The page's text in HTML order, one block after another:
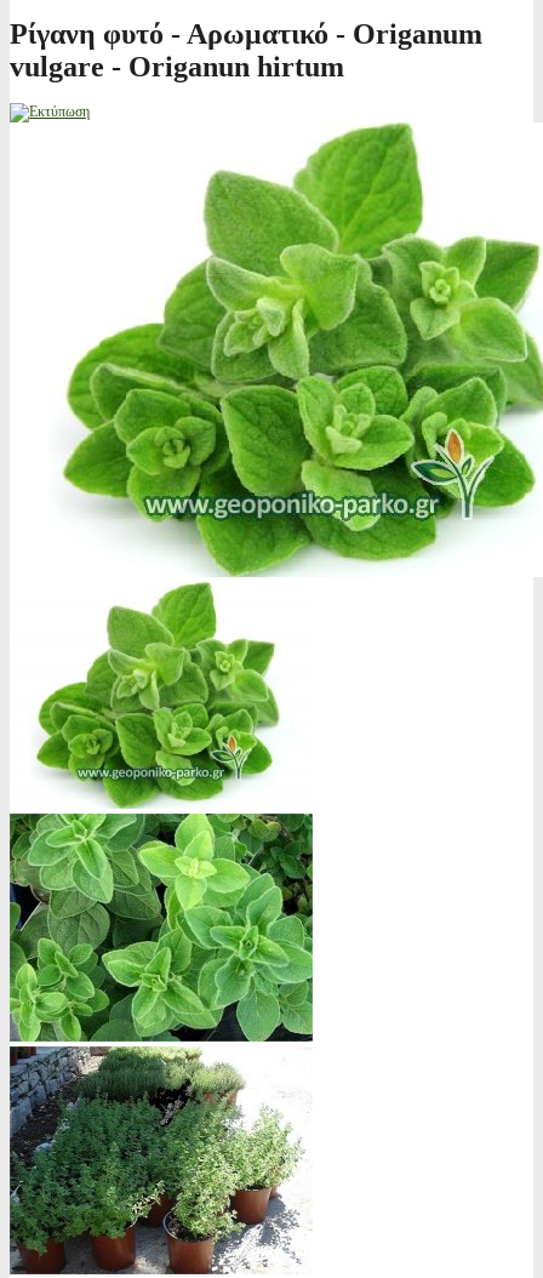
Ρίγανη φυτό - Αρωματικό - Origanum
vulgare - Origanun hirtum